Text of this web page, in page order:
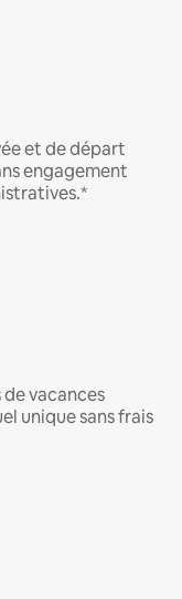
et de départ
engagement
vacances
unique sans frais